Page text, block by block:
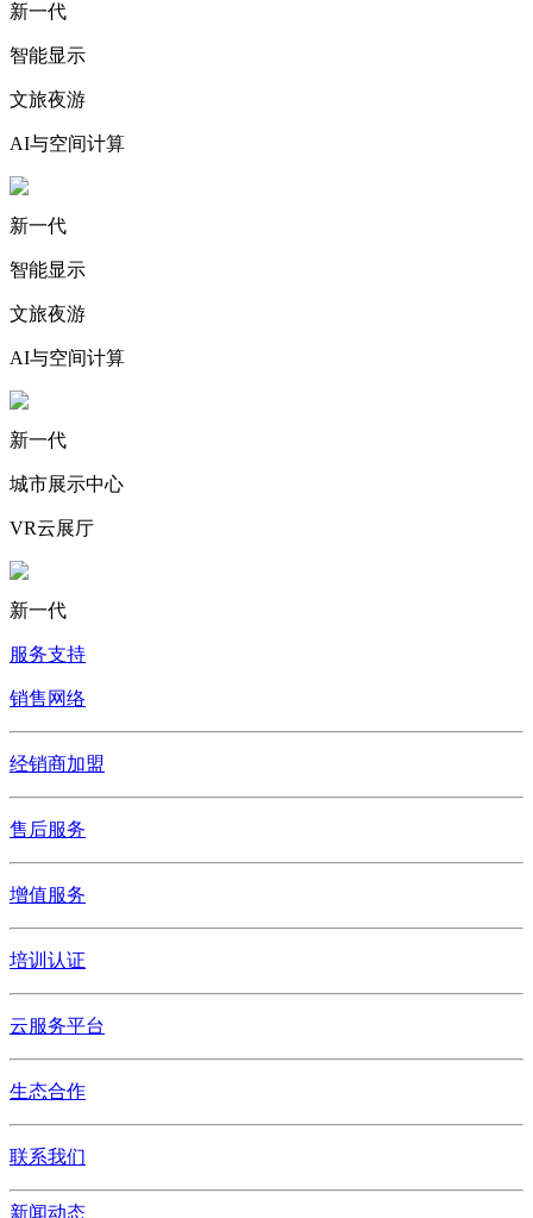
新一代
智能显示
文旅夜游
AI与空间计算
新一代
智能显示
文旅夜游
AI与空间计算
新一代
城市展示中心
VR云展厅
新一代
服务支持
销售网络
经销商加盟
售后服务
增值服务
培训认证
云服务平台
生态合作
联系我们
新闻动态